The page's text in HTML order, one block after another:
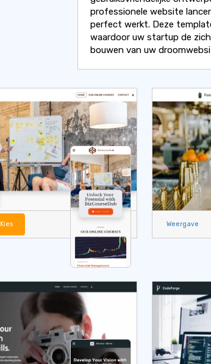
professionele website
perfect werkt. Deze
waardoor uw startup de
bouwen van uw
Kies Weergave